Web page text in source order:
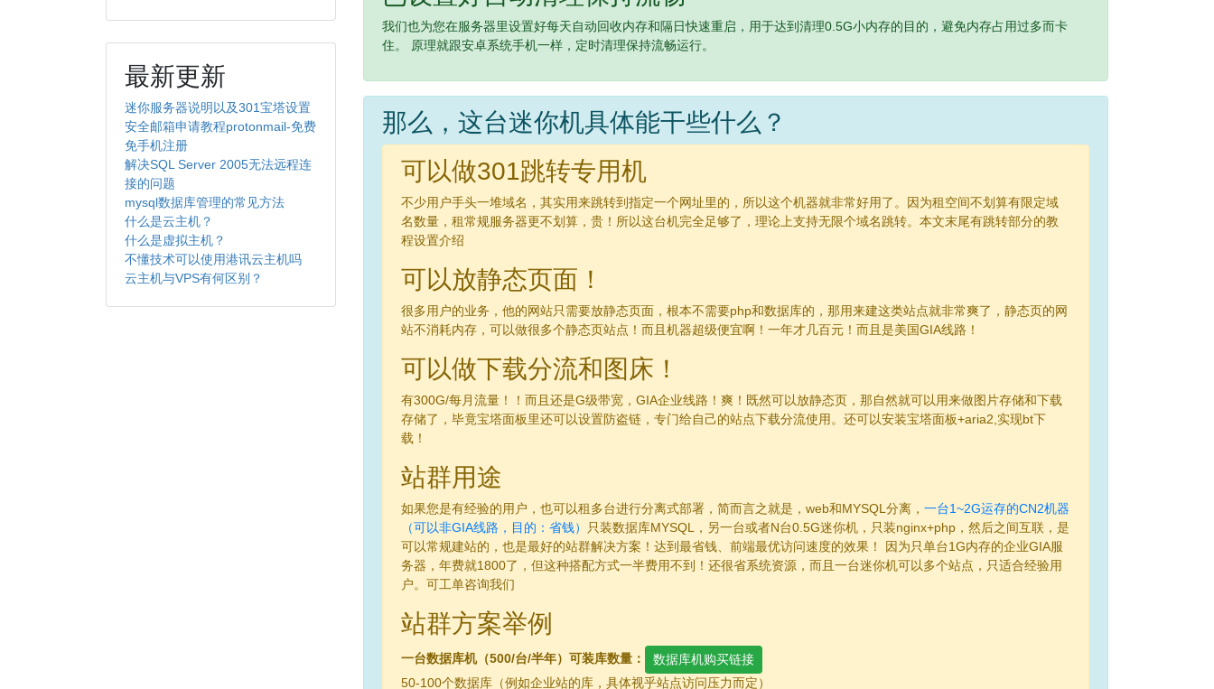
最新更新
迷你服务器说明以及301宝塔设置
安全邮箱申请教程protonmail-免费
免手机注册
解决SQL Server 2005无法远程连
接的问题
mysql数据库管理的常见方法
什么是云主机？
什么是虚拟主机？
不懂技术可以使用港讯云主机吗
云主机与VPS有何区别？
我们也为您在服务器里设置好每天自动回收内存和隔日快速重启，用于达到清理0.5G小内存的目的，避免内存占用过多而卡
住。 原理就跟安卓系统手机一样，定时清理保持流畅运行。
那么，这台迷你机具体能干些什么？
可以做301跳转专用机
不少用户手头一堆域名，其实用来跳转到指定一个网址里的，所以这个机器就非常好用了。因为租空间不划算有限定域
名数量，租常规服务器更不划算，贵！所以这台机完全足够了，理论上支持无限个域名跳转。本文末尾有跳转部分的教
程设置介绍
可以放静态页面！
很多用户的业务，他的网站只需要放静态页面，根本不需要php和数据库的，那用来建这类站点就非常爽了，静态页的网
站不消耗内存，可以做很多个静态页站点！而且机器超级便宜啊！一年才几百元！而且是美国GIA线路！
可以做下载分流和图床！
有300G/每月流量！！而且还是G级带宽，GIA企业线路！爽！既然可以放静态页，那自然就可以用来做图片存储和下载
存储了，毕竟宝塔面板里还可以设置防盗链，专门给自己的站点下载分流使用。还可以安装宝塔面板+aria2,实现bt下
载！
站群用途
如果您是有经验的用户，也可以租多台进行分离式部署，简而言之就是，web和MYSQL分离， 一台1~2G运存的CN2机器
（可以非GIA线路，目的：省钱）
只装数据库MYSQL，另一台或者N台0.5G迷你机，只装nginx+php，然后之间互联，是
可以常规建站的，也是最好的站群解决方案！达到最省钱、前端最优访问速度的效果！ 因为只单台1G内存的企业GIA服
务器，年费就1800了，但这种搭配方式一半费用不到！还很省系统资源，而且一台迷你机可以多个站点，只适合经验用
户。可工单咨询我们
站群方案举例
一台数据库机（500/台/半年）可装库数量：
数据库机购买链接
50-100个数据库（例如企业站的库，具体视乎站点访问压力而定）